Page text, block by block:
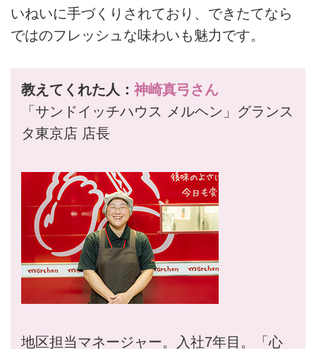
いねいに手づくりされており、できたてなら
ではのフレッシュな味わいも魅力です。
教えてくれた人： 神崎真弓さん
「サンドイッチハウス メルヘン」グランス
タ東京店 店長
地区担当マネージャー。入社7年目。「心